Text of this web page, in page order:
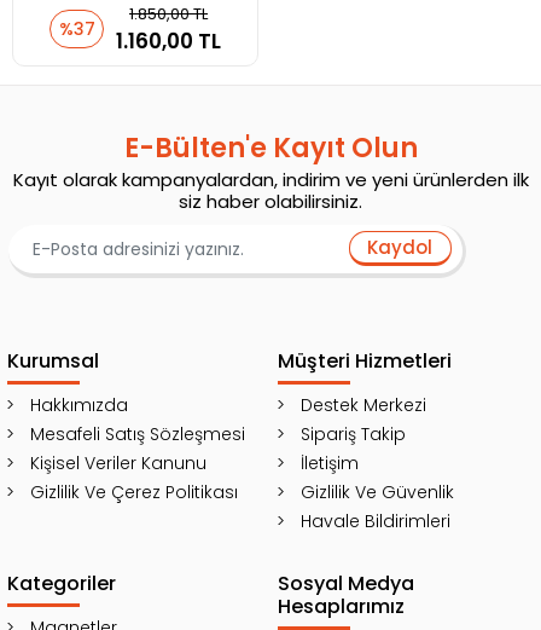
%37
1.850,00 TL
1.160,00 TL
E-Bülten'e Kayıt Olun
Kayıt olarak kampanyalardan, indirim ve yeni ürünlerden ilk
siz haber olabilirsiniz.
Kaydol
Kurumsal
Hakkımızda
Mesafeli Satış Sözleşmesi
Kişisel Veriler Kanunu
Gizlilik Ve Çerez Politikası
Müşteri Hizmetleri
Destek Merkezi
Sipariş Takip
İletişim
Gizlilik Ve Güvenlik
Havale Bildirimleri
Kategoriler
Sosyal Medya
Hesaplarımız